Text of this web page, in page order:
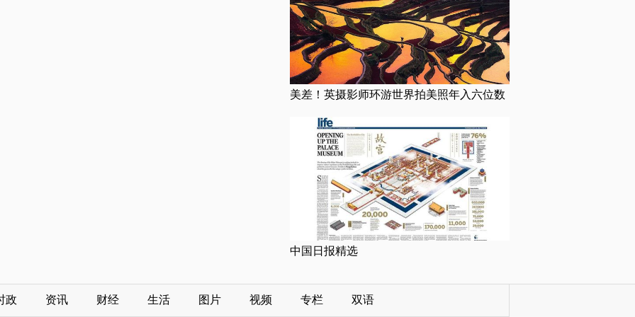
美差！英摄影师环游世界拍美照年入六位数
中国日报精选
政 资讯 财经 生活 图片 视频 专栏 双语